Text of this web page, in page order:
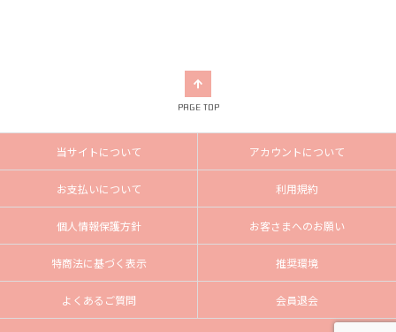
PAGE TOP
当サイトについて アカウントについて
お支払いについて 利用規約
個人情報保護方針 お客さまへのお願い
特商法に基づく表示 推奨環境
よくあるご質問 会員退会